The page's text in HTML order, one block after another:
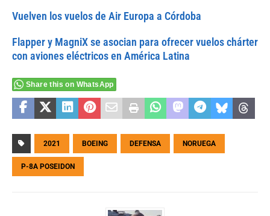
Vuelven los vuelos de Air Europa a Córdoba
Flapper y MagniX se asocian para ofrecer vuelos chárter
con aviones eléctricos en América Latina
Share this on WhatsApp
2021 BOEING DEFENSA NORUEGA
P-8A POSEIDON